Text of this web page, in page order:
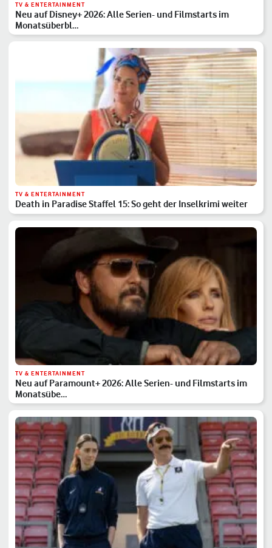
TV & ENTERTAINMENT
Neu auf Disney+ 2026: Alle Serien- und Filmstarts im
Monatsüberbl…
TV & ENTERTAINMENT
Death in Paradise Staffel 15: So geht der Inselkrimi weiter
TV & ENTERTAINMENT
Neu auf Paramount+ 2026: Alle Serien- und Filmstarts im
Monatsübe…